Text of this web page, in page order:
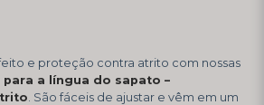
e proteção contra atrito com nossas
a língua do sapato –
. São fáceis de ajustar e vêm em um